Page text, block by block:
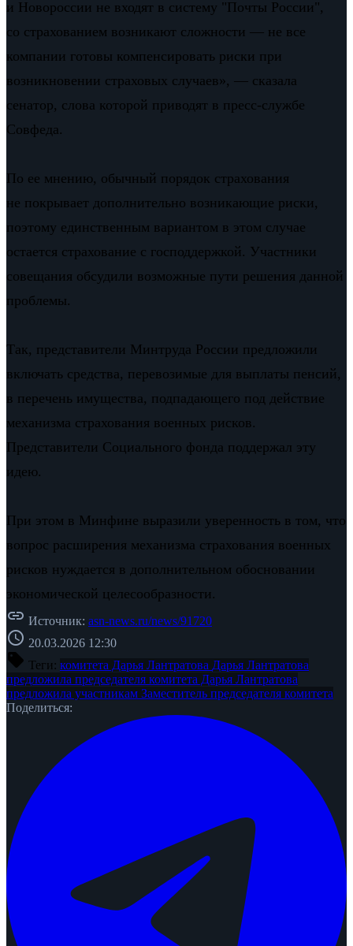
и Новороссии не входят в систему "Почты России",
со страхованием возникают сложности — не все
компании готовы компенсировать риски при
возникновении страховых случаев», — сказала
сенатор, слова которой приводят в пресс-службе
Совфеда.
По ее мнению, обычный порядок страхования
не покрывает дополнительно возникающие риски,
поэтому единственным вариантом в этом случае
остается страхование с господдержкой. Участники
совещания обсудили возможные пути решения данной
проблемы.
Так, представители Минтруда России предложили
включать средства, перевозимые для выплаты пенсий,
в перечень имущества, подпадающего под действие
механизма страхования военных рисков.
Представители Социального фонда поддержал эту
идею.
При этом в Минфине выразили уверенность в том, что
вопрос расширения механизма страхования военных
рисков нуждается в дополнительном обосновании
экономической целесообразности.
link Источник: asn-news.ru/news/91720
schedule 20.03.2026 12:30
sell Теги: комитета Дарья Лантратова Дарья Лантратова
предложила председателя комитета Дарья Лантратова
предложила участникам Заместитель председателя комитета
Поделиться: